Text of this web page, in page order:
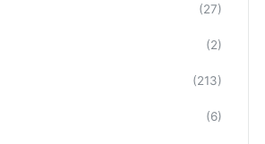
(27)
(2)
(213)
(6)